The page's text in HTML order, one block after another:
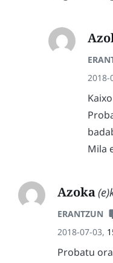
2018-
Mila
Azoka
ERANTZUN
2018-07-03,
Probatu